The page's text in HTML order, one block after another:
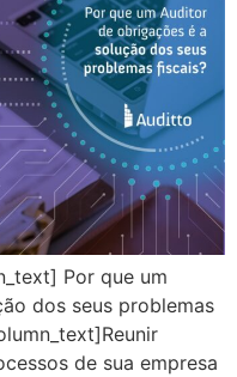
Por que um
dos seus problemas
de sua empresa